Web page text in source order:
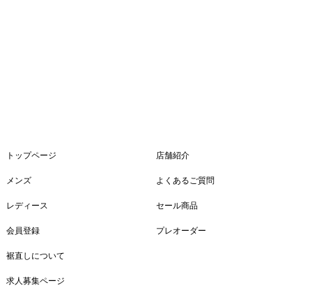
トップページ
メンズ
レディース
会員登録
裾直しについて
求人募集ページ
店舗紹介
よくあるご質問
セール商品
プレオーダー